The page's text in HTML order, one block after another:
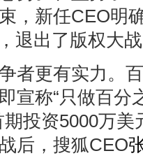
，新任CEO明
退出了版权大
更有实力。百
宣称“只做百分
投资5000万
后，搜狐CEO